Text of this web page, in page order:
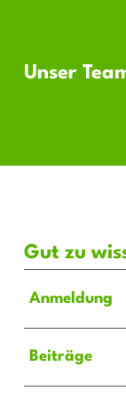
Unser
Gut zu
Anmeldung
Die Anmeldung
Beiträge